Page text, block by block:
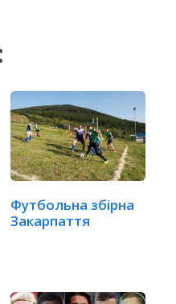
Футбольна збірна
Закарпаття